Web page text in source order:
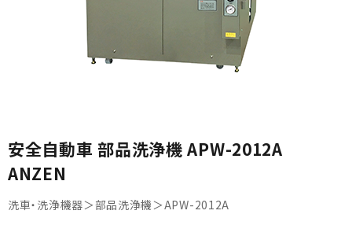
カテゴリから選ぶ
メーカーから選ぶ
安全自動車 部品洗浄機 APW-2012A
ANZEN
洗車・洗浄機器＞部品洗浄機＞APW-2012A